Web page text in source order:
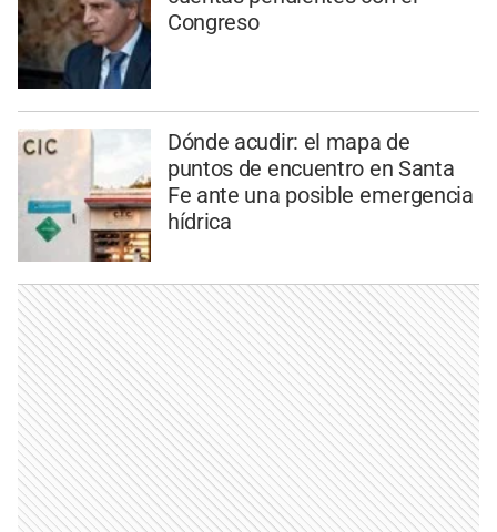
Congreso
Dónde acudir: el mapa de
puntos de encuentro en Santa
Fe ante una posible emergencia
hídrica